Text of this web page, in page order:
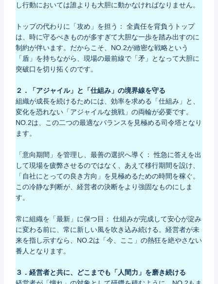
し行動においては誰よりも大胆に動かなければなりません。
トップの代わりに「攻め」を担う： 全責任を背負うトップ
は、時に守るべきものが多すぎて大胆な一歩を踏み出すのに
制約が伴います。だからこそ、NO.2が緻密な戦略という
「盾」を持ちながら、現場の最前線で「矛」となって大胆に
突破口を切り拓くのです。
２．「アジャイル」と「仕組み」の境界線を守る
組織が成長を続けるためには、効率を求める「仕組み」と、
変化を恐れない「アジャイルな挑戦」の両輪が必要です。
NO.2は、この二つの最適なバランスを見極める司令塔となり
ます。
「意向期間」を管理し、最善の選択へ導く： 性急に答えを出
して現場を疲弊させるのではなく、あえて移行期間を設け、
「自社にとっての良き方向」を見極めるための時間を稼ぐ。
この冷静な判断が、経営者の決断をより強固なものにしま
す。
常に組織を「最新」に保つ目： 仕組みが完成して安心が淀み
に変わる前に、常に新しい風を吹き込み続ける。経営者が未
来を指し示すなら、NO.2は「今、ここ」の熱狂を絶やさない
番人となります。
３．経営者と共に、どこまでも「人間力」を磨き続ける